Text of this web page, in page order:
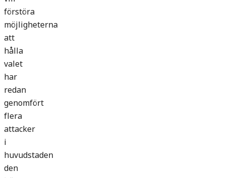
förstöra
möjligheterna
att
hålla
valet
har
redan
genomfört
flera
attacker
i
huvudstaden
den